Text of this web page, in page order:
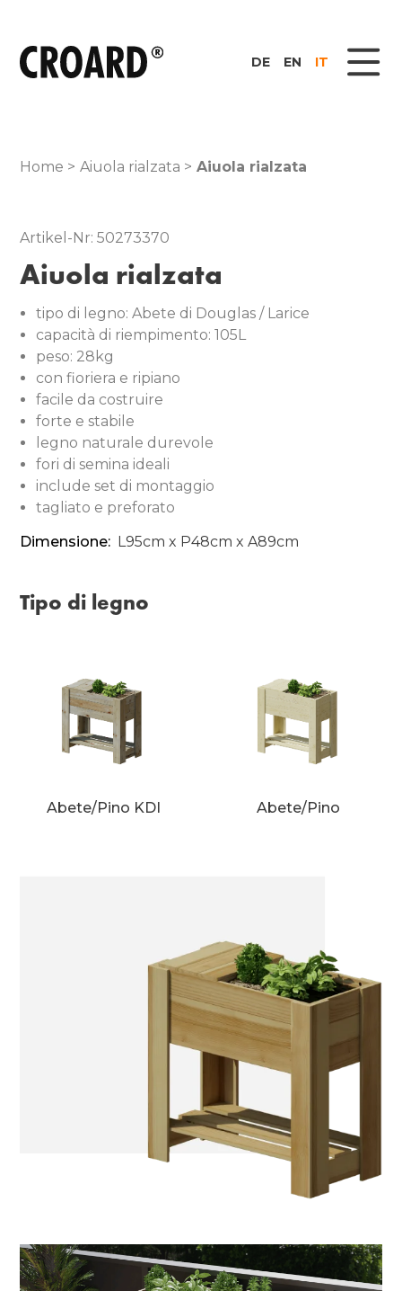
DE EN IT
Home > Aiuola rialzata > Aiuola rialzata
Artikel-Nr: 50273370
Aiuola rialzata
tipo di legno: Abete di Douglas / Larice
capacità di riempimento: 105L
peso: 28kg
con fioriera e ripiano
facile da costruire
forte e stabile
legno naturale durevole
fori di semina ideali
include set di montaggio
tagliato e preforato
Dimensione: L95cm x P48cm x A89cm
Tipo di legno
Abete/Pino KDI Abete/Pino